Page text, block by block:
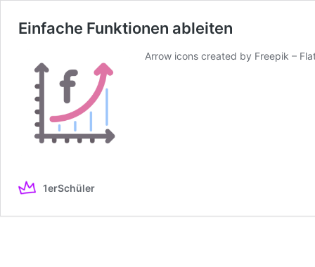
Einfache Funktionen ableiten
Arrow icons created by Freepik –
1erSchüler